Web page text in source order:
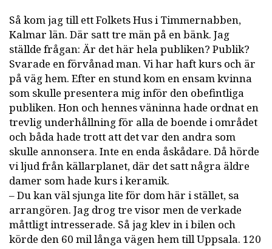
Så kom jag till ett Folkets Hus i Timmernabben,
Kalmar län. Där satt tre män på en bänk. Jag
ställde frågan: Är det här hela publiken? Publik?
Svarade en förvånad man. Vi har haft kurs och är
på väg hem. Efter en stund kom en ensam kvinna
som skulle presentera mig inför den obefintliga
publiken. Hon och hennes väninna hade ordnat en
trevlig underhållning för alla de boende i området
och båda hade trott att det var den andra som
skulle annonsera. Inte en enda åskådare. Då hörde
vi ljud från källarplanet, där det satt några äldre
damer som hade kurs i keramik.
– Du kan väl sjunga lite för dom här i stället, sa
arrangören. Jag drog tre visor men de verkade
måttligt intresserade. Så jag klev in i bilen och
körde den 60 mil långa vägen hem till Uppsala. 120